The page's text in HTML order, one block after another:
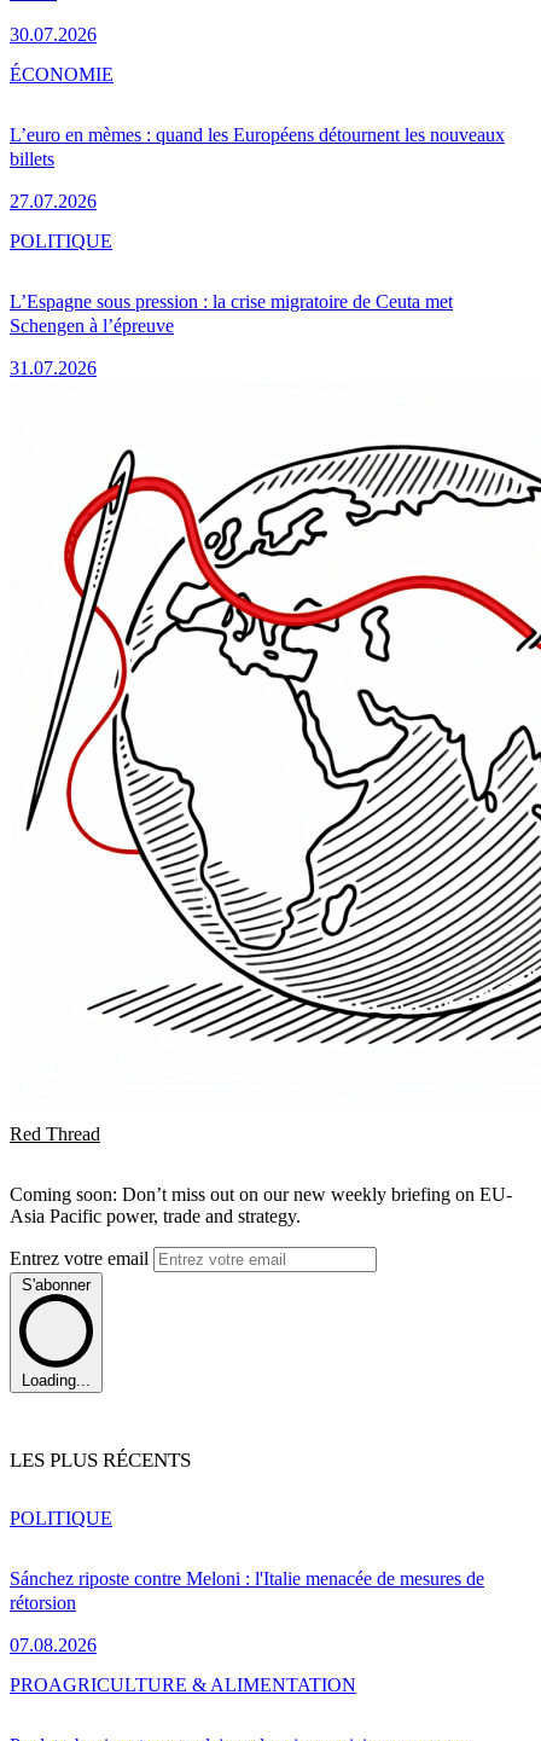
30.07.2026
L’euro en mèmes : quand les Européens détournent les nouveaux
billets
27.07.2026
ÉCONOMIE
L’Espagne sous pression : la crise migratoire de Ceuta met
Schengen à l’épreuve
31.07.2026
POLITIQUE
Red Thread
Coming soon: Don’t miss out on our new weekly briefing on EU-
Asia Pacific power, trade and strategy.
Entrez votre email
S'abonner
Loading...
LES PLUS RÉCENTS
Sánchez riposte contre Meloni : l'Italie menacée de mesures de
rétorsion
07.08.2026
POLITIQUE
PROAGRICULTURE & ALIMENTATION